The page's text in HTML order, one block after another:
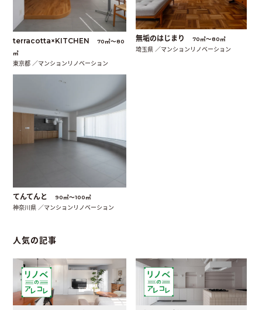
terracotta×KITCHEN
70㎡〜80
㎡
東京都 ／マンションリノベーション
無垢のはじまり 70㎡〜80㎡
埼玉県 ／マンションリノベーション
てんてんと 90㎡〜100㎡
神奈川県 ／マンションリノベーション
人気の記事